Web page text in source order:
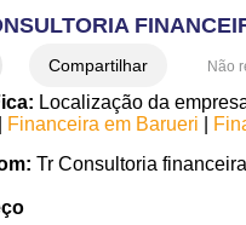
Compartilhar Não
Localização da
Financeira em Barueri
Tr Consultoria financeira